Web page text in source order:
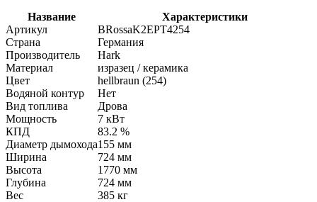
Название
Характеристики
Артикул
BRossaK2EPT4254
Страна
Германия
Производитель
Hark
Материал
изразец / керамика
Цвет
hellbraun (254)
Водяной контур
Нет
Вид топлива
Дрова
Мощность
7 кВт
КПД
83.2 %
Диаметр дымохода155 мм
Ширина
724 мм
Высота
1770 мм
Глубина
724 мм
Вес
385 кг